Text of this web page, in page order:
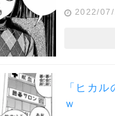
2022/
「ヒカ
ｗ